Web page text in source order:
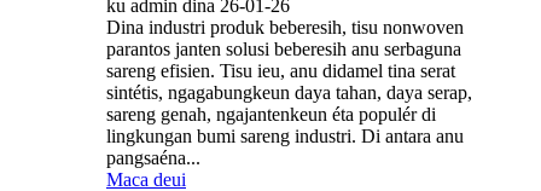
ku admin dina 26-01-26
Dina industri produk beberesih, tisu nonwoven
parantos janten solusi beberesih anu serbaguna
sareng efisien. Tisu ieu, anu didamel tina serat
sintétis, ngagabungkeun daya tahan, daya serap,
sareng genah, ngajantenkeun éta populér di
lingkungan bumi sareng industri. Di antara anu
pangsaéna...
Maca deui